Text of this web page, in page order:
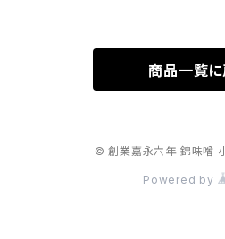
商品一覧に
© 創業嘉永六年 錦味噌
Powered by